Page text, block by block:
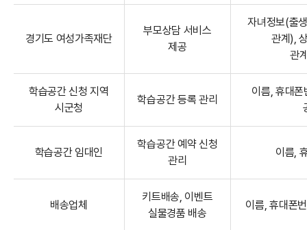
경기도 여성가족재단
부모상담 서비스
제공
자녀정보(출
관계),
관
학습공간 신청 지역
시군청
학습공간 등록 관리
이름, 휴대
학습공간 임대인
학습공간 예약 신청
관리
이름,
배송업체
키트배송, 이벤트
실물경품 배송
이름, 휴대폰